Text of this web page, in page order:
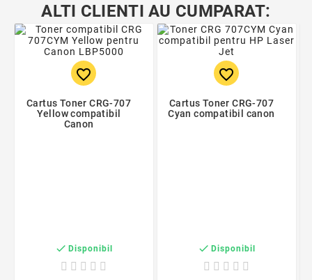
ALTI CLIENTI AU CUMPARAT:
favorite_border
Cartus Toner CRG-707
Yellow compatibil
Canon
 Disponibil
favorite_border
Cartus Toner CRG-707
Cyan compatibil canon
 Disponibil